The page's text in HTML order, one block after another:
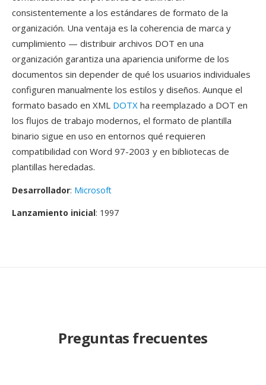
consistentemente a los estándares de formato de la
organización. Una ventaja es la coherencia de marca y
cumplimiento — distribuir archivos DOT en una
organización garantiza una apariencia uniforme de los
documentos sin depender de qué los usuarios individuales
configuren manualmente los estilos y diseños. Aunque el
formato basado en XML DOTX ha reemplazado a DOT en
los flujos de trabajo modernos, el formato de plantilla
binario sigue en uso en entornos qué requieren
compatibilidad con Word 97-2003 y en bibliotecas de
plantillas heredadas.
Desarrollador: Microsoft
Lanzamiento inicial: 1997
Preguntas frecuentes